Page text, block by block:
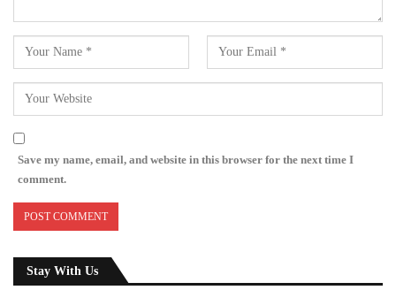
Save my name, email, and website in this browser for the next time I
comment.
Stay With Us